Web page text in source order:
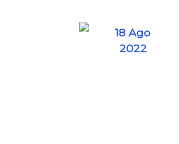
18 Ago
2022